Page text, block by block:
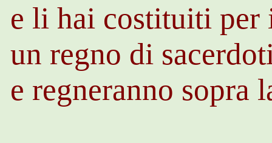
e li hai costituiti
un regno di
e regneranno sopra